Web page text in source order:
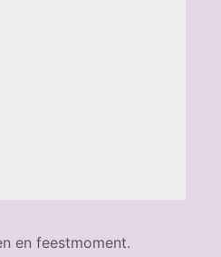
en feestmoment.